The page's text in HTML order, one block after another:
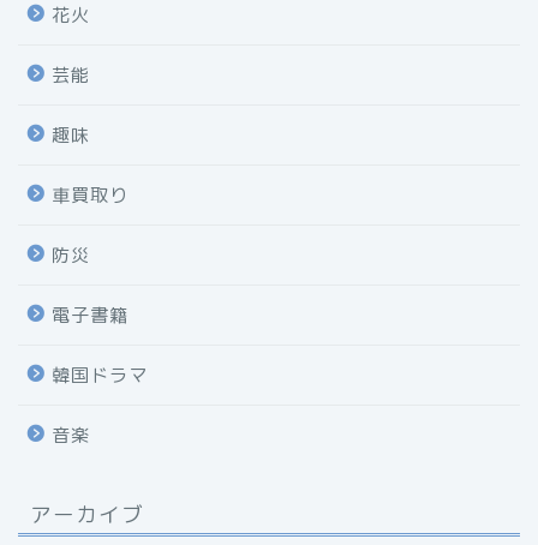
花火
芸能
趣味
車買取り
防災
電子書籍
韓国ドラマ
音楽
アーカイブ